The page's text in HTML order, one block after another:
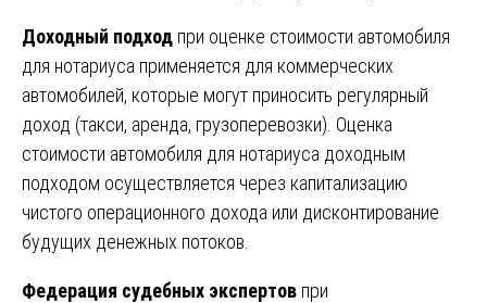
Доходный подход при оценке стоимости автомобиля
для нотариуса применяется для коммерческих
автомобилей, которые могут приносить регулярный
доход (такси, аренда, грузоперевозки). Оценка
стоимости автомобиля для нотариуса доходным
подходом осуществляется через капитализацию
чистого операционного дохода или дисконтирование
будущих денежных потоков.
Федерация судебных экспертов при